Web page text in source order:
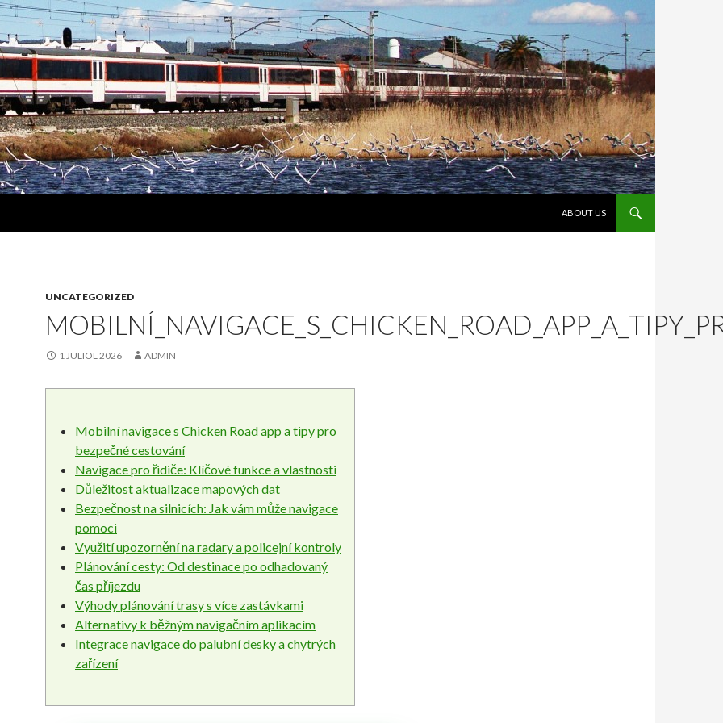
ABOUT US
UNCATEGORIZED
1 JULIOL 2026 ADMIN
Mobilní navigace s Chicken Road app a tipy pro
bezpečné cestování
Navigace pro řidiče: Klíčové funkce a vlastnosti
Důležitost aktualizace mapových dat
Bezpečnost na silnicích: Jak vám může navigace
pomoci
Využití upozornění na radary a policejní kontroly
Plánování cesty: Od destinace po odhadovaný
čas příjezdu
Výhody plánování trasy s více zastávkami
Alternativy k běžným navigačním aplikacím
Integrace navigace do palubní desky a chytrých
zařízení